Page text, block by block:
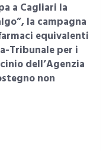
a Cagliari la
la campagna
equivalenti
Tribunale per i
dell’Agenzia
non